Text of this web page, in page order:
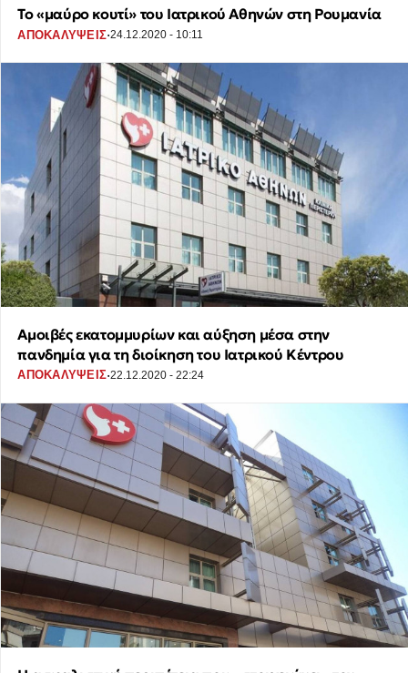
Το «μαύρο κουτί» του Ιατρικού Αθηνών στη Ρουμανία
ΑΠΟΚΑΛΥΨΕΙΣ·24.12.2020 - 10:11
Αμοιβές εκατομμυρίων και αύξηση μέσα στην
πανδημία για τη διοίκηση του Ιατρικού Κέντρου
ΑΠΟΚΑΛΥΨΕΙΣ·22.12.2020 - 22:24